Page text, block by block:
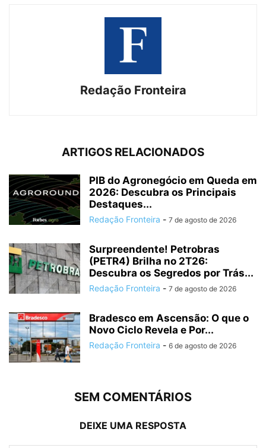
Redação Fronteira
ARTIGOS RELACIONADOS
PIB do Agronegócio em Queda em
2026: Descubra os Principais
Destaques...
Redação Fronteira - 7 de agosto de 2026
Surpreendente! Petrobras
(PETR4) Brilha no 2T26:
Descubra os Segredos por Trás...
Redação Fronteira - 7 de agosto de 2026
Bradesco em Ascensão: O que o
Novo Ciclo Revela e Por...
Redação Fronteira - 6 de agosto de 2026
SEM COMENTÁRIOS
DEIXE UMA RESPOSTA